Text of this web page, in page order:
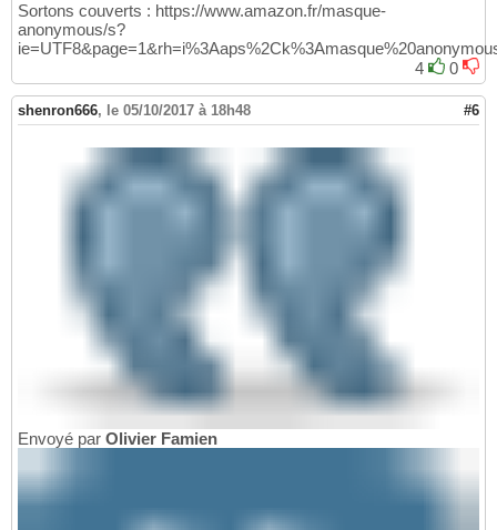
Sortons couverts : https://www.amazon.fr/masque-
anonymous/s?
4
0
shenron666, le 05/10/2017 à 18h48 #6
Envoyé par Olivier Famien